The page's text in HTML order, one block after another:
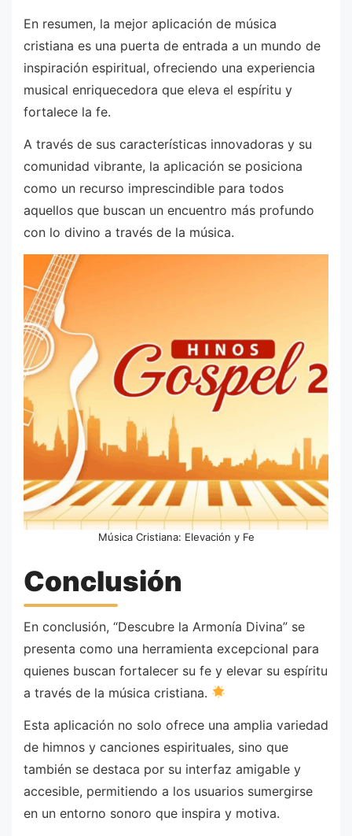
En resumen, la mejor aplicación de música
cristiana es una puerta de entrada a un mundo de
inspiración espiritual, ofreciendo una experiencia
musical enriquecedora que eleva el espíritu y
fortalece la fe.
A través de sus características innovadoras y su
comunidad vibrante, la aplicación se posiciona
como un recurso imprescindible para todos
aquellos que buscan un encuentro más profundo
con lo divino a través de la música.
Música Cristiana: Elevación y Fe
Conclusión
En conclusión, “Descubre la Armonía Divina” se
presenta como una herramienta excepcional para
quienes buscan fortalecer su fe y elevar su espíritu
a través de la música cristiana.
Esta aplicación no solo ofrece una amplia variedad
de himnos y canciones espirituales, sino que
también se destaca por su interfaz amigable y
accesible, permitiendo a los usuarios sumergirse
en un entorno sonoro que inspira y motiva.